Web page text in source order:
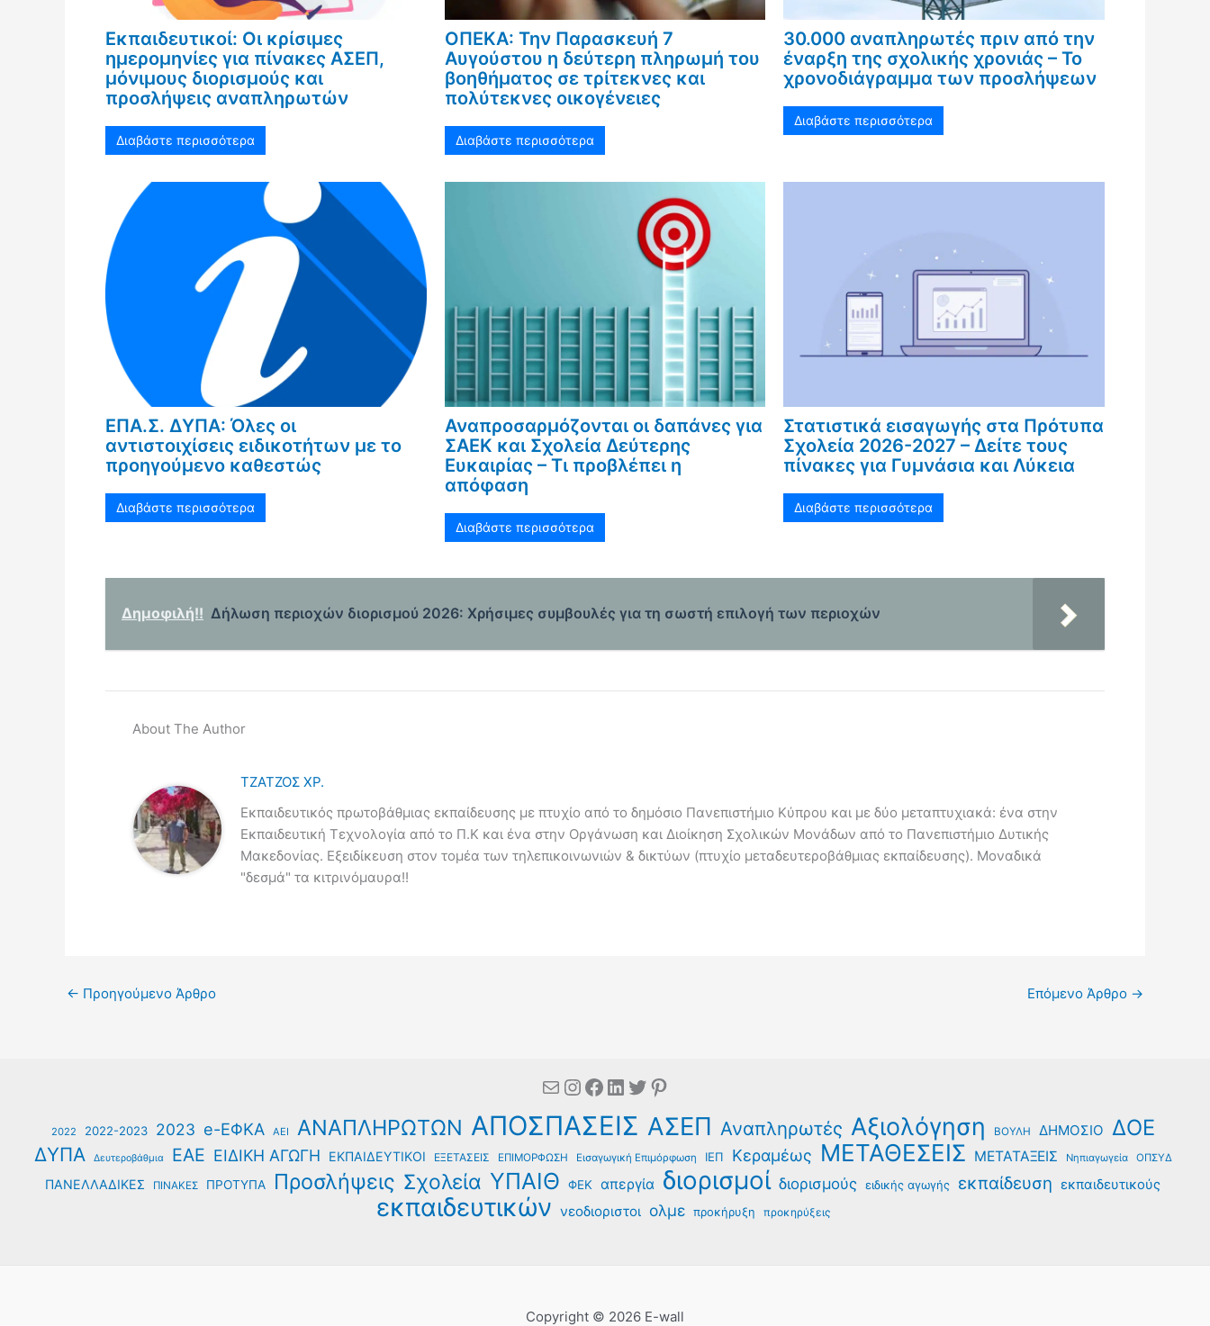
Εκπαιδευτικοί: Οι κρίσιμες
ημερομηνίες για πίνακες ΑΣΕΠ,
μόνιμους διορισμούς και
προσλήψεις αναπληρωτών
Διαβάστε περισσότερα
ΟΠΕΚΑ: Την Παρασκευή 7
Αυγούστου η δεύτερη πληρωμή του
βοηθήματος σε τρίτεκνες και
πολύτεκνες οικογένειες
Διαβάστε περισσότερα
30.000 αναπληρωτές πριν από την
έναρξη της σχολικής χρονιάς – Το
χρονοδιάγραμμα των προσλήψεων
Διαβάστε περισσότερα
ΕΠΑ.Σ. ΔΥΠΑ: Όλες οι
αντιστοιχίσεις ειδικοτήτων με το
προηγούμενο καθεστώς
Διαβάστε περισσότερα
Αναπροσαρμόζονται οι δαπάνες για
ΣΑΕΚ και Σχολεία Δεύτερης
Ευκαιρίας – Τι προβλέπει η
απόφαση
Διαβάστε περισσότερα
Στατιστικά εισαγωγής στα Πρότυπα
Σχολεία 2026-2027 – Δείτε τους
πίνακες για Γυμνάσια και Λύκεια
Διαβάστε περισσότερα
Δημοφιλή!! Δήλωση περιοχών διορισμού 2026: Χρήσιμες συμβουλές για τη σωστή επιλογή των περιοχών
About The Author
ΤΖΑΤΖΟΣ ΧΡ.
Εκπαιδευτικός πρωτοβάθμιας εκπαίδευσης με πτυχίο από το δημόσιο Πανεπιστήμιο Κύπρου και με δύο μεταπτυχιακά: ένα στην
Εκπαιδευτική Τεχνολογία από το Π.Κ και ένα στην Οργάνωση και Διοίκηση Σχολικών Μονάδων από το Πανεπιστήμιο Δυτικής
Μακεδονίας. Εξειδίκευση στον τομέα των τηλεπικοινωνιών & δικτύων (πτυχίο μεταδευτεροβάθμιας εκπαίδευσης). Μοναδικά
"δεσμά" τα κιτρινόμαυρα!!
← Προηγούμενο Άρθρο Επόμενο Άρθρο →
MailInstagram
Facebook
Linkedin
Twitter
Pinterest
2022 2022-2023 2023 e-ΕΦΚΑ ΑΕΙ ΑΝΑΠΛΗΡΩΤΩΝ ΑΠΟΣΠΑΣΕΙΣ ΑΣΕΠ Αναπληρωτές Αξιολόγηση ΒΟΥΛΗ ΔΗΜΟΣΙΟ ΔΟΕ
ΔΥΠΑ Δευτεροβάθμια ΕΑΕ ΕΙΔΙΚΗ ΑΓΩΓΗ ΕΚΠΑΙΔΕΥΤΙΚΟΙ ΕΞΕΤΑΣΕΙΣ ΕΠΙΜΟΡΦΩΣΗ Εισαγωγική Επιμόρφωση ΙΕΠ Κεραμέως ΜΕΤΑΘΕΣΕΙΣ ΜΕΤΑΤΑΞΕΙΣ Νηπιαγωγεία ΟΠΣΥΔ
ΠΑΝΕΛΛΑΔΙΚΕΣ ΠΙΝΑΚΕΣ ΠΡΟΤΥΠΑ Προσλήψεις Σχολεία ΥΠΑΙΘ ΦΕΚ απεργία διορισμοί διορισμούς ειδικής αγωγής εκπαίδευση εκπαιδευτικούς
εκπαιδευτικών νεοδιοριστοι ολμε προκήρυξη προκηρύξεις
Copyright © 2026 E-wall